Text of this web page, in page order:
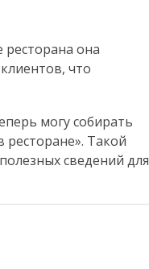
ресторана она
что
могу собирать
Такой
сведений для